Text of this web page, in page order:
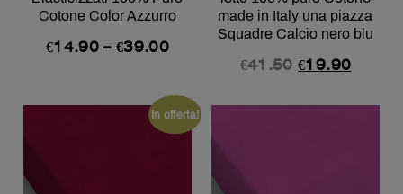
Cotone Color Azzurro
€14.90–€39.00
made in Italy una piazza
Squadre Calcio nero blu
€41.50 €19.90
In offerta!